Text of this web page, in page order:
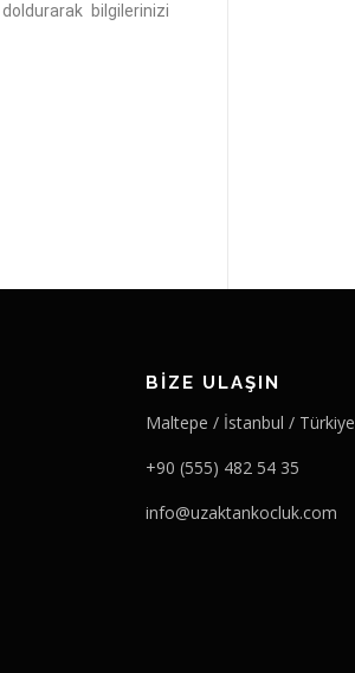
bilgilerinizi
BIZE ULAŞIN
Maltepe / İstanbul / Türkiye
+90 (555) 482 54 35
info@uzaktankocluk.com